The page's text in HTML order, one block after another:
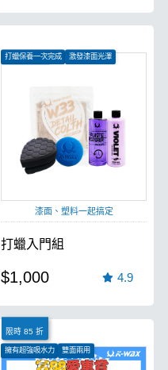
打蠟保養一次完成
激發漆面光澤
漆面、塑料一起搞定
打蠟入門組
$1,000 4.9
限時 85 折
擁有超強吸水力
雙面兩用
一次吸乾整台車